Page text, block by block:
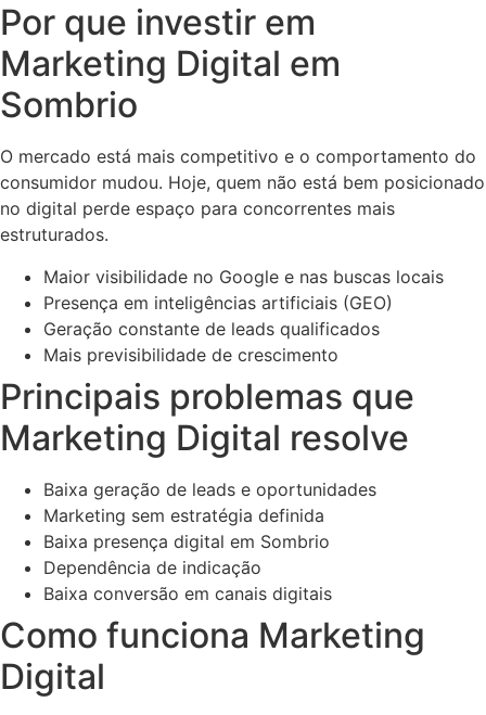
Por que investir em
Marketing Digital em
Sombrio
O mercado está mais competitivo e o comportamento do
consumidor mudou. Hoje, quem não está bem posicionado
no digital perde espaço para concorrentes mais
estruturados.
Maior visibilidade no Google e nas buscas locais
Presença em inteligências artificiais (GEO)
Geração constante de leads qualificados
Mais previsibilidade de crescimento
Principais problemas que
Marketing Digital resolve
Baixa geração de leads e oportunidades
Marketing sem estratégia definida
Baixa presença digital em Sombrio
Dependência de indicação
Baixa conversão em canais digitais
Como funciona Marketing
Digital